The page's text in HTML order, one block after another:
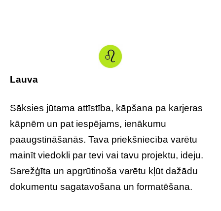
Lauva
Sāksies jūtama attīstība, kāpšana pa karjeras
kāpnēm un pat iespējams, ienākumu
paaugstināšanās. Tava priekšniecība varētu
mainīt viedokli par tevi vai tavu projektu, ideju.
Sarežģīta un apgrūtinoša varētu kļūt dažādu
dokumentu sagatavošana un formatēšana.